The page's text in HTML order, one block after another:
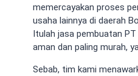
memercayakan proses
usaha lainnya di daerah
Itulah jasa pembuatan PT
aman dan paling murah,
Sebab, tim kami